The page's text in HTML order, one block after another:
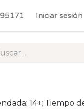
Iniciar sesión
14+; Tiempo